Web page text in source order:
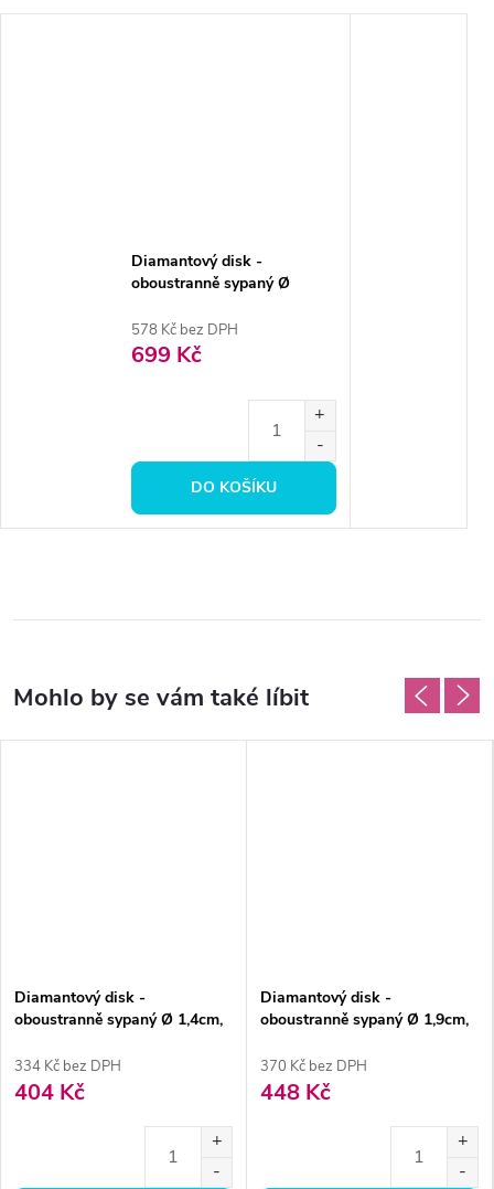
Diamantový disk -
oboustranně sypaný Ø
578 Kč bez DPH
699 Kč
DO KOŠÍKU
Diamantový disk -
oboustranně sypaný Ø 1,4cm,
334 Kč bez DPH
404 Kč
Diamantový disk -
oboustranně sypaný Ø 1,9cm,
370 Kč bez DPH
448 Kč